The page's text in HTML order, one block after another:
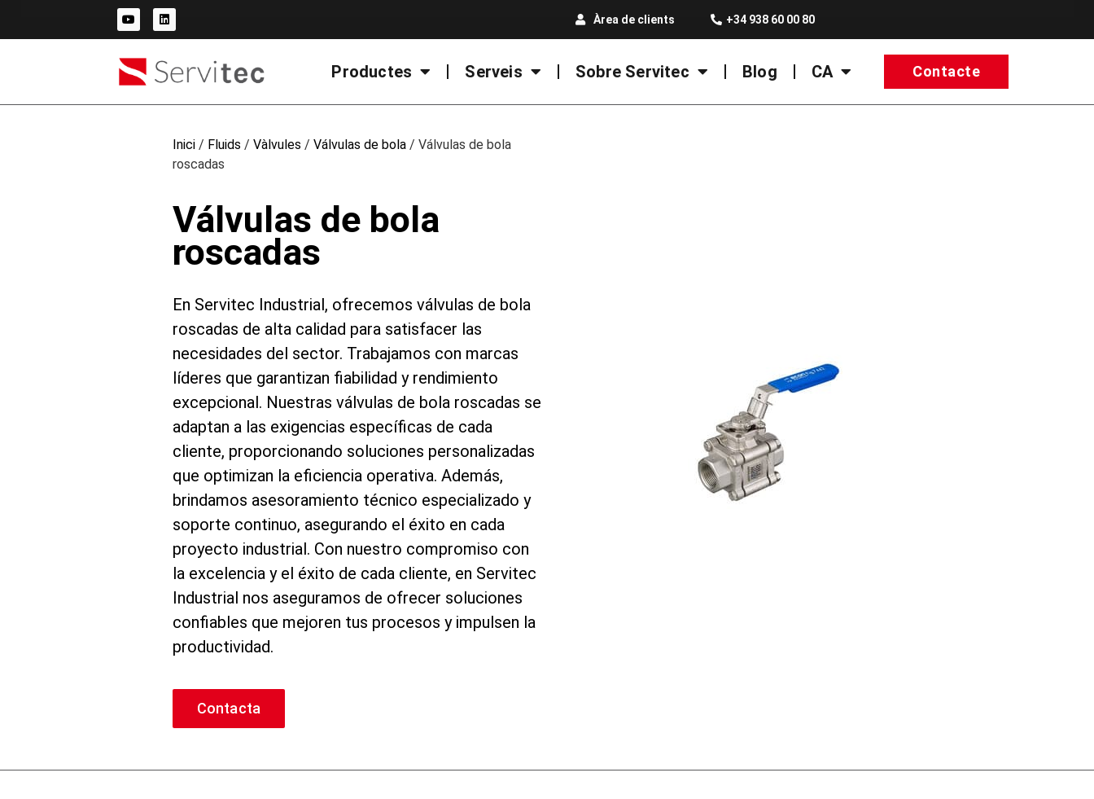
Àrea de clients +34 938 60 00 80
Productes Serveis Sobre Servitec Blog CA Contacte
Inici/ Fluids / Vàlvules / Válvulas de bola/ Válvulas de bola
roscadas
Válvulas de bola
roscadas
En Servitec Industrial, ofrecemos válvulas de bola
roscadas de alta calidad para satisfacer las
necesidades del sector. Trabajamos con marcas
líderes que garantizan fiabilidad y rendimiento
excepcional. Nuestras válvulas de bola roscadas se
adaptan a las exigencias específicas de cada
cliente, proporcionando soluciones personalizadas
que optimizan la eficiencia operativa. Además,
brindamos asesoramiento técnico especializado y
soporte continuo, asegurando el éxito en cada
proyecto industrial. Con nuestro compromiso con
la excelencia y el éxito de cada cliente, en Servitec
Industrial nos aseguramos de ofrecer soluciones
confiables que mejoren tus procesos y impulsen la
productividad.
Contacta